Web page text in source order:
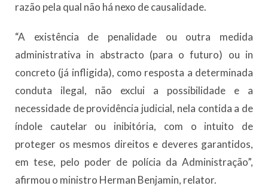
razão pela qual não há nexo de causalidade.
“A existência de penalidade ou outra medida
administrativa in abstracto (para o futuro) ou in
concreto (já infligida), como resposta a determinada
conduta ilegal, não exclui a possibilidade e a
necessidade de providência judicial, nela contida a de
índole cautelar ou inibitória, com o intuito de
proteger os mesmos direitos e deveres garantidos,
em tese, pelo poder de polícia da Administração”,
afirmou o ministro Herman Benjamin, relator.